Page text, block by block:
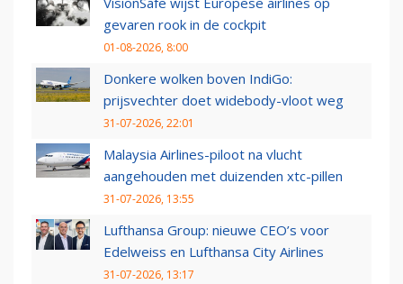
gevaren rook in de cockpit
01-08-2026, 8:00
Donkere wolken boven IndiGo:
prijsvechter doet widebody-vloot weg
31-07-2026, 22:01
Malaysia Airlines-piloot na vlucht
aangehouden met duizenden xtc-pillen
31-07-2026, 13:55
Lufthansa Group: nieuwe CEO’s voor
Edelweiss en Lufthansa City Airlines
31-07-2026, 13:17